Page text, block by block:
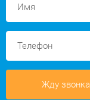
Жду звонка